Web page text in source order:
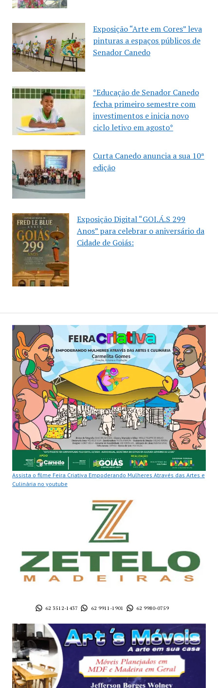
Exposição “Arte em Cores” leva
pinturas a espaços públicos de
Senador Canedo
*Educação de Senador Canedo
fecha primeiro semestre com
investimentos e inicia novo
ciclo letivo em agosto*
Curta Canedo anuncia a sua 10ª
edição
Exposição Digital “GOI.Á.S 299
Anos” para celebrar o aniversário da
Cidade de Goiás:
Assista o filme Feira Criativa Empoderando Mulheres Através das Artes e
Culinária no youtube
62 3512-1437 62 9911-1901 62 9980-0759